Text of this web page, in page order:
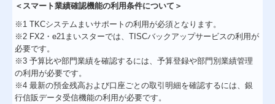
＜スマート業績確認機能の利用条件について＞
※1 TKCシステムまいサポートの利用が必須となります。
※2 FX2・e21まいスターでは、TISCバックアップサービスの利用が
必要です。
※3 予算比や部門業績を確認するには、予算登録や部門別業績管理
の利用が必要です。
※4 最新の預金残高および口座ごとの取引明細を確認するには、銀
行信販データ受信機能の利用が必要です。